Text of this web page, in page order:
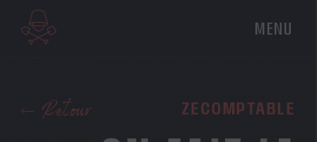
MENU
Retour ZECOMPTABLE